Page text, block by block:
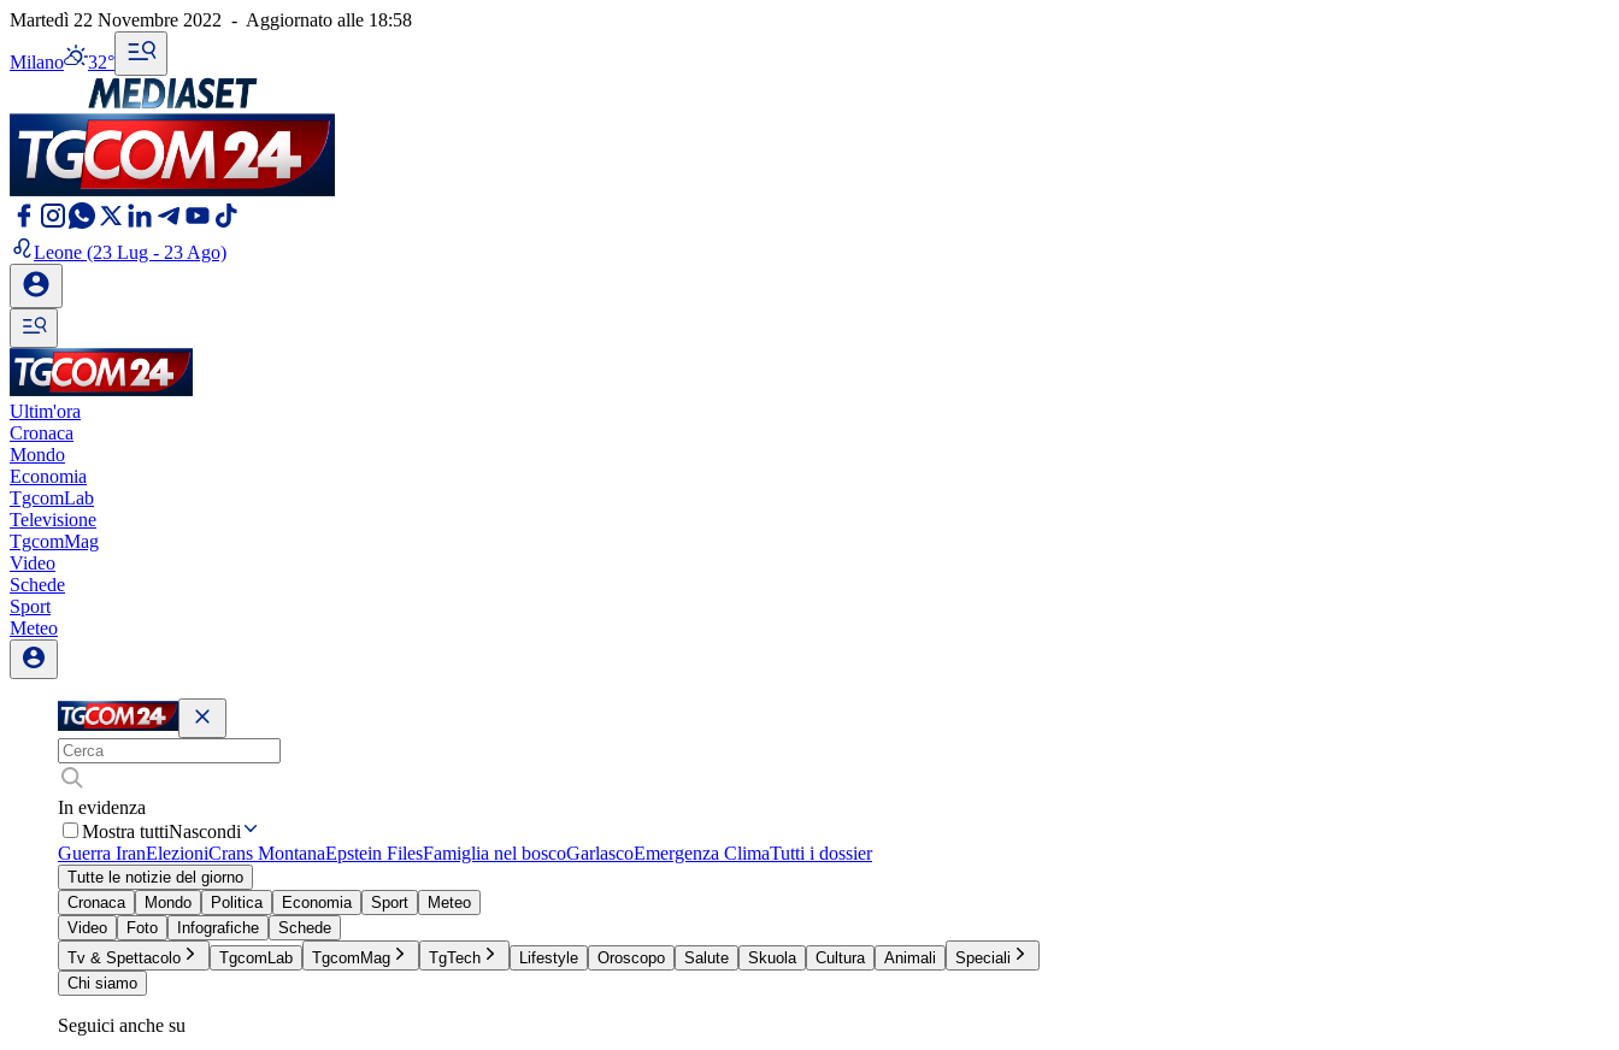
Martedì 22 Novembre 2022 - Aggiornato alle 18:58
Milano 32°
Leone (23 Lug - 23 Ago)
Ultim'ora
Cronaca
Mondo
Economia
TgcomLab
Televisione
TgcomMag
Video
Schede
Sport
Meteo
In evidenza
Mostra tuttiNascondi
Guerra IranElezioniCrans MontanaEpstein FilesFamiglia nel boscoGarlascoEmergenza ClimaTutti i dossier
Tutte le notizie del giorno
Cronaca
Mondo Politica Economia Sport
Meteo
Video
Foto Infografiche
Schede
Tv & Spettacolo
TgcomLab TgcomMag TgTech Lifestyle Oroscopo Salute Skuola Cultura Animali
Speciali
Chi siamo
Seguici anche su